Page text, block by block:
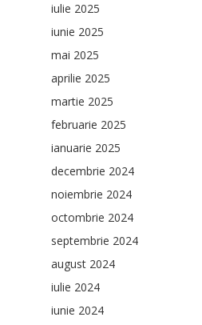
iulie 2025
iunie 2025
mai 2025
aprilie 2025
martie 2025
februarie 2025
ianuarie 2025
decembrie 2024
noiembrie 2024
octombrie 2024
septembrie 2024
august 2024
iulie 2024
iunie 2024